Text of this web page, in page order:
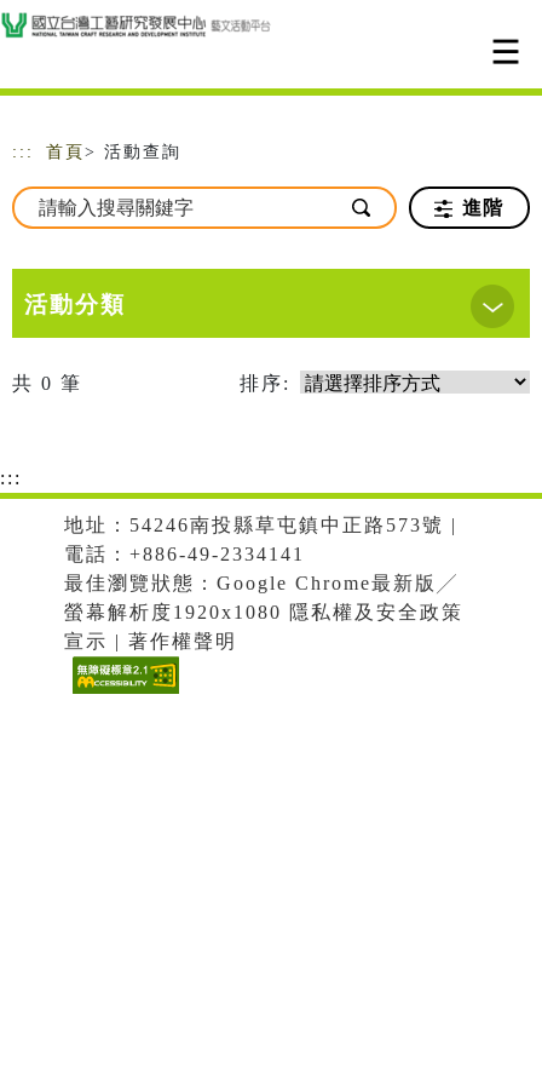
跳到主要內容
網站導覽
::: 首頁 > 活動查詢
進階
活動分類
共 0 筆 排序:
:::
地址：54246南投縣草屯鎮中正路573號 |
電話：+886-49-2334141
最佳瀏覽狀態：Google Chrome最新版╱
螢幕解析度1920x1080 隱私權及安全政策
宣示 | 著作權聲明